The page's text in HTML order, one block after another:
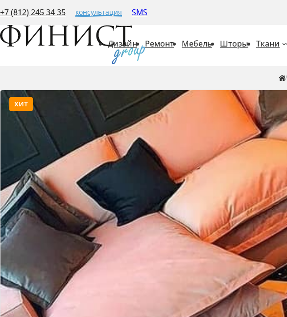
+7 (812) 245 34 35 консультация SMS
Дизайн Ремонт Мебель Шторы Ткани
хит